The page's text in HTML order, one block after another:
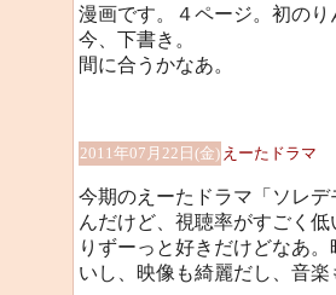
漫画です。４ページ。初の
今、下書き。
間に合うかなあ。
2011年07月22日(金) えーたドラマ
今期のえーたドラマ「ソレ
んだけど、視聴率がすごく
りずーっと好きだけどなあ
いし、映像も綺麗だし、音